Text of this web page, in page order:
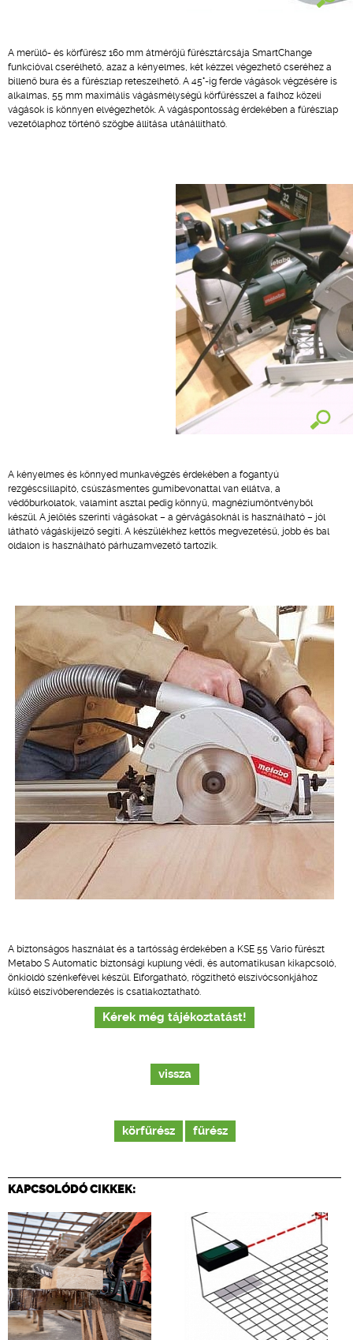
A merülő- és körfűrész 160 mm átmérőjű fűrésztárcsája SmartChange
funkcióval cserélhető, azaz a kényelmes, két kézzel végezhető cseréhez a
billenő bura és a fűrészlap reteszelhető. A 45°-ig ferde vágások végzésére is
alkalmas, 55 mm maximális vágásmélységű körfűrésszel a falhoz közeli
vágások is könnyen elvégezhetők. A vágáspontosság érdekében a fűrészlap
vezetőlaphoz történő szögbe állítása utánállítható.
A kényelmes és könnyed munkavégzés érdekében a fogantyú
rezgéscsillapító, csúszásmentes gumibevonattal van ellátva, a
védőburkolatok, valamint asztal pedig könnyű, magnéziumöntvényből
készül. A jelölés szerinti vágásokat – a gérvágásoknál is használható – jól
látható vágáskijelző segíti. A készülékhez kettős megvezetésű, jobb és bal
oldalon is használható párhuzamvezető tartozik.
A biztonságos használat és a tartósság érdekében a KSE 55 Vario fűrészt
Metabo S Automatic biztonsági kuplung védi, és automatikusan kikapcsoló,
önkioldó szénkefével készül. Elforgatható, rögzíthető elszívócsonkjához
külső elszívóberendezés is csatlakoztatható.
Kérek még tájékoztatást!
vissza
körfűrész fűrész
KAPCSOLÓDÓ CIKKEK: